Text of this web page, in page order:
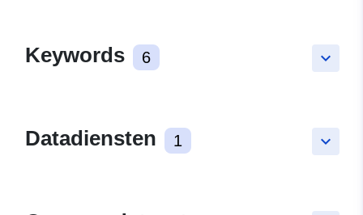
keyboard_arrow_down
Keywords 6
keyboard_arrow_down
Datadiensten 1